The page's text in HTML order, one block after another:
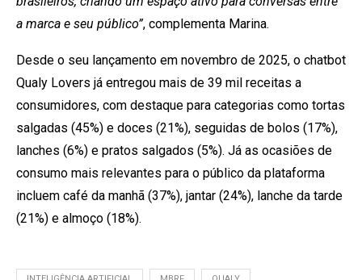
a marca e seu público”, complementa Marina.
Desde o seu lançamento em novembro de 2025, o chatbot
Qualy Lovers já entregou mais de 39 mil receitas a
consumidores, com destaque para categorias como tortas
salgadas (45%) e doces (21%), seguidas de bolos (17%),
lanches (6%) e pratos salgados (5%). Já as ocasiões de
consumo mais relevantes para o público da plataforma
incluem café da manhã (37%), jantar (24%), lanche da tarde
(21%) e almoço (18%).